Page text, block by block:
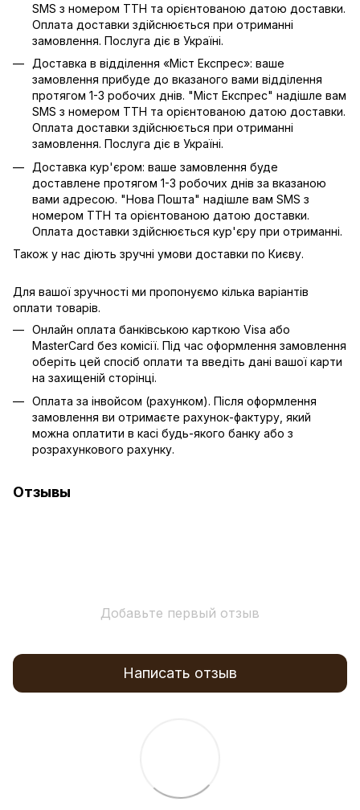
SMS з номером ТТН та орієнтованою датою доставки.
Оплата доставки здійснюється при отриманні
замовлення. Послуга діє в Україні.
Доставка в відділення «Міст Експрес»: ваше
замовлення прибуде до вказаного вами відділення
протягом 1-3 робочих днів. "Міст Експрес" надішле вам
SMS з номером ТТН та орієнтованою датою доставки.
Оплата доставки здійснюється при отриманні
замовлення. Послуга діє в Україні.
Доставка кур'єром: ваше замовлення буде
доставлене протягом 1-3 робочих днів за вказаною
вами адресою. "Нова Пошта" надішле вам SMS з
номером ТТН та орієнтованою датою доставки.
Оплата доставки здійснюється кур'єру при отриманні.
Також у нас діють зручні умови доставки по Києву.
Для вашої зручності ми пропонуємо кілька варіантів
оплати товарів.
Онлайн оплата банківською карткою Visa або
MasterCard без комісії. Під час оформлення замовлення
оберіть цей спосіб оплати та введіть дані вашої карти
на захищеній сторінці.
Оплата за інвойсом (рахунком). Після оформлення
замовлення ви отримаєте рахунок-фактуру, який
можна оплатити в касі будь-якого банку або з
розрахункового рахунку.
Отзывы
Добавьте первый отзыв
Написать отзыв